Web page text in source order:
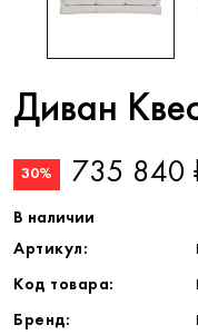
Диван
30% 735 840
В наличии
Артикул:
Код товара:
Бренд: